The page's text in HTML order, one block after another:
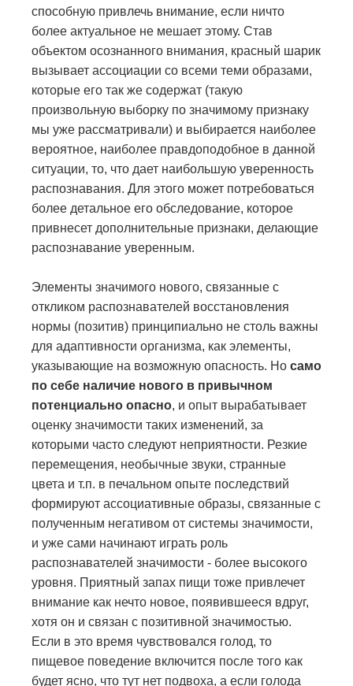
способную привлечь внимание, если ничто
более актуальное не мешает этому. Став
объектом осознанного внимания, красный шарик
вызывает ассоциации со всеми теми образами,
которые его так же содержат (такую
произвольную выборку по значимому признаку
мы уже рассматривали) и выбирается наиболее
вероятное, наиболее правдоподобное в данной
ситуации, то, что дает наибольшую уверенность
распознавания. Для этого может потребоваться
более детальное его обследование, которое
привнесет дополнительные признаки, делающие
распознавание уверенным.
Элементы значимого нового, связанные с
откликом распознавателей восстановления
нормы (позитив) принципиально не столь важны
для адаптивности организма, как элементы,
указывающие на возможную опасность. Но само
по себе наличие нового в привычном
потенциально опасно, и опыт вырабатывает
оценку значимости таких изменений, за
которыми часто следуют неприятности. Резкие
перемещения, необычные звуки, странные
цвета и т.п. в печальном опыте последствий
формируют ассоциативные образы, связанные с
полученным негативом от системы значимости,
и уже сами начинают играть роль
распознавателей значимости - более высокого
уровня. Приятный запах пищи тоже привлечет
внимание как нечто новое, появившееся вдруг,
хотя он и связан с позитивной значимостью.
Если в это время чувствовался голод, то
пищевое поведение включится после того как
будет ясно, что тут нет подвоха, а если голода